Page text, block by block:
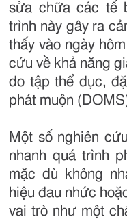
sửa chữa các tế
trình này gây ra
thấy vào ngày
cứu về khả năng
do tập thể dục,
phát muộn
Một số nghiên
nhanh quá trình
mặc dù không
hiệu đau nhức
vai trò như một